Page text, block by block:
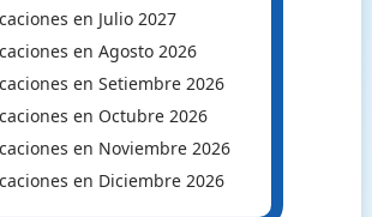
en Julio 2027
en Agosto 2026
en Setiembre 2026
en Octubre 2026
en Noviembre 2026
en Diciembre 2026